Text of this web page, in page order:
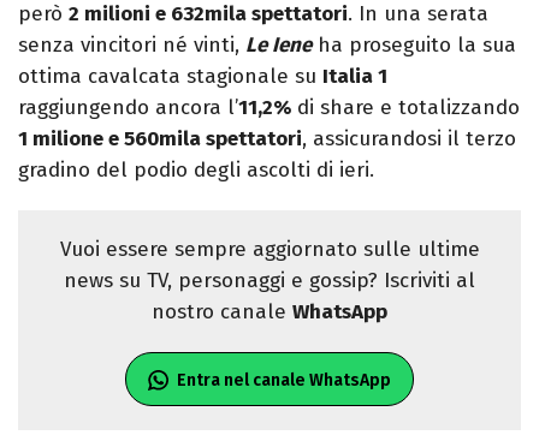
però 2 milioni e 632mila spettatori. In una serata
senza vincitori né vinti, Le Ieneha proseguito la sua
ottima cavalcata stagionale su Italia 1
raggiungendo ancora l’11,2% di share e totalizzando
1 milione e 560mila spettatori, assicurandosi il terzo
gradino del podio degli ascolti di ieri.
Vuoi essere sempre aggiornato sulle ultime
news su TV, personaggi e gossip? Iscriviti al
nostro canale WhatsApp
Entra nel canale WhatsApp